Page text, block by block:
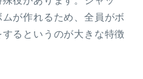
が作れるため、全員がボ
るというのが大きな特徴